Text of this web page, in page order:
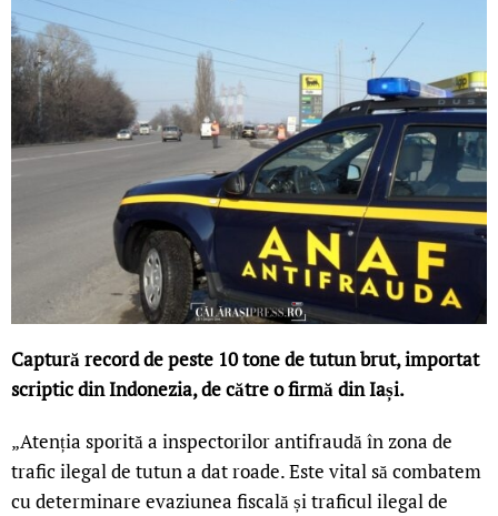
Captură record de peste 10 tone de tutun brut, importat
scriptic din Indonezia, de către o firmă din Iași.
„Atenția sporită a inspectorilor antifraudă în zona de
trafic ilegal de tutun a dat roade. Este vital să combatem
cu determinare evaziunea fiscală și traficul ilegal de